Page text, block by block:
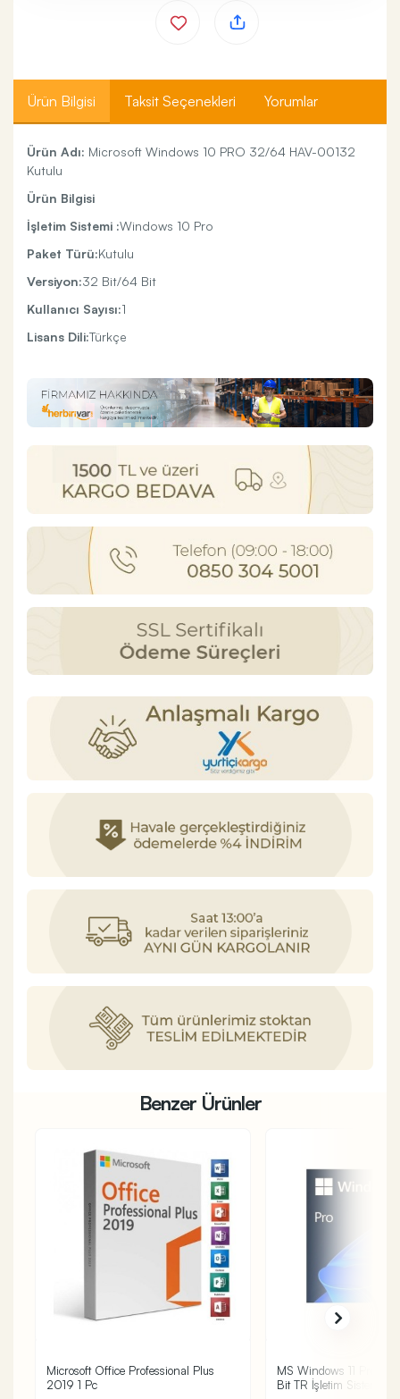
Ürün Bilgisi Taksit Seçenekleri Yorumlar
Ürün Adı: Microsoft Windows 10 PRO 32/64 HAV-00132
Kutulu
Ürün Bilgisi
İşletim Sistemi :Windows 10 Pro
Paket Türü:Kutulu
Versiyon:32 Bit/64 Bit
Kullanıcı Sayısı:1
Lisans Dili:Türkçe
Benzer Ürünler
Microsoft Office Professional Plus
2019 1 Pc
MS Windows 11 Pro
Bit TR İşletim Sistemi